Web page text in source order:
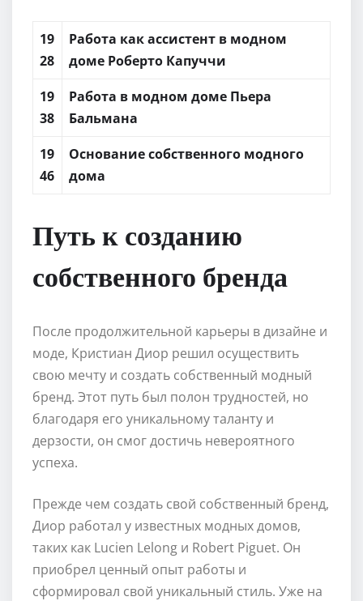
19
28
Работа как ассистент в модном
доме Роберто Капуччи
19
38
Работа в модном доме Пьера
Бальмана
19
46
Основание собственного модного
дома
Путь к созданию
собственного бренда
После продолжительной карьеры в дизайне и
моде, Кристиан Диор решил осуществить
свою мечту и создать собственный модный
бренд. Этот путь был полон трудностей, но
благодаря его уникальному таланту и
дерзости, он смог достичь невероятного
успеха.
Прежде чем создать свой собственный бренд,
Диор работал у известных модных домов,
таких как Lucien Lelong и Robert Piguet. Он
приобрел ценный опыт работы и
сформировал свой уникальный стиль. Уже на